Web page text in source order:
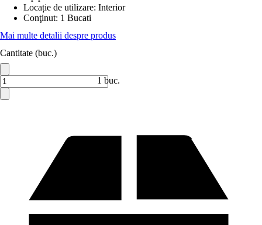
Locație de utilizare: Interior
Conţinut: 1 Bucati
Mai multe detalii despre produs
Cantitate (buc.)
1 buc.